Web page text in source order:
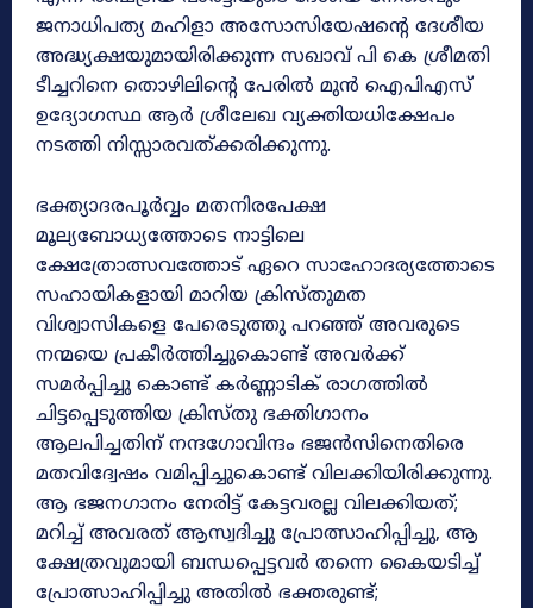
ജനാധിപത്യ മഹിളാ അസോസിയേഷന്റെ ദേശീയ
അദ്ധ്യക്ഷയുമായിരിക്കുന്ന സഖാവ് പി കെ ശ്രീമതി
ടീച്ചറിനെ തൊഴിലിന്റെ പേരിൽ മുൻ ഐപിഎസ്‌
ഉദ്യോഗസ്ഥ ആർ ശ്രീലേഖ വ്യക്തിയധിക്ഷേപം
നടത്തി നിസ്സാരവത്ക്കരിക്കുന്നു.
ഭക്ത്യാദരപൂർവ്വം മതനിരപേക്ഷ
മൂല്യബോധ്യത്തോടെ നാട്ടിലെ
ക്ഷേത്രോത്സവത്തോട് ഏറെ സാഹോദര്യത്തോടെ
സഹായികളായി മാറിയ ക്രിസ്തുമത
വിശ്വാസികളെ പേരെടുത്തു പറഞ്ഞ് അവരുടെ
നന്മയെ പ്രകീർത്തിച്ചുകൊണ്ട്‌ അവർക്ക്
സമർപ്പിച്ചു കൊണ്ട് കർണ്ണാടിക് രാഗത്തിൽ
ചിട്ടപ്പെടുത്തിയ ക്രിസ്തു ഭക്തിഗാനം
ആലപിച്ചതിന്‌ നന്ദഗോവിന്ദം ഭജൻസിനെതിരെ
മതവിദ്വേഷം വമിപ്പിച്ചുകൊണ്ട് വിലക്കിയിരിക്കുന്നു.
ആ ഭജനഗാനം നേരിട്ട്‌ കേട്ടവരല്ല വിലക്കിയത്;
മറിച്ച്‌ അവരത് ആസ്വദിച്ചു പ്രോത്സാഹിപ്പിച്ചു, ആ
ക്ഷേത്രവുമായി ബന്ധപ്പെട്ടവർ തന്നെ കൈയടിച്ച്
പ്രോത്സാഹിപ്പിച്ചു അതിൽ ഭക്തരുണ്ട്;